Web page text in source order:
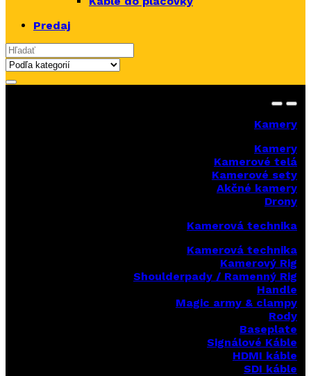
Predaj
Search for:
Kamery
Kamery
Kamerové telá
Kamerové sety
Akčné kamery
Drony
Kamerová technika
Kamerová technika
Kamerový Rig
Shoulderpady / Ramenný Rig
Handle
Magic army & clampy
Rody
Baseplate
Signálové Káble
HDMI káble
SDI káble